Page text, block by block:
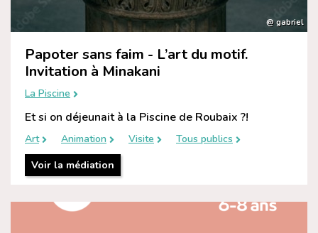
@ gabriel
Papoter sans faim - L’art du motif.
Invitation à Minakani
La Piscine
Et si on déjeunait à la Piscine de Roubaix ?!
Art Animation Visite
Tous publics
Voir la médiation